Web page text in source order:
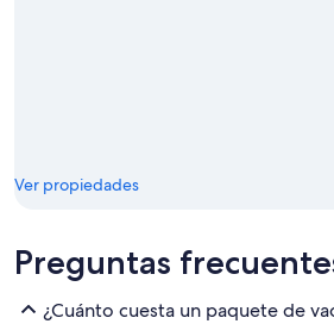
Ver propiedades
Preguntas
¿Cuánto cuesta un paquete de